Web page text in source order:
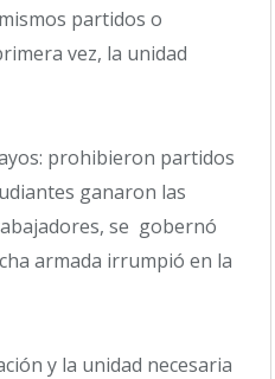
partidos o
vez, la unidad
prohibieron partidos
ganaron las
se gobernó
armada irrumpió en la
y la unidad necesaria